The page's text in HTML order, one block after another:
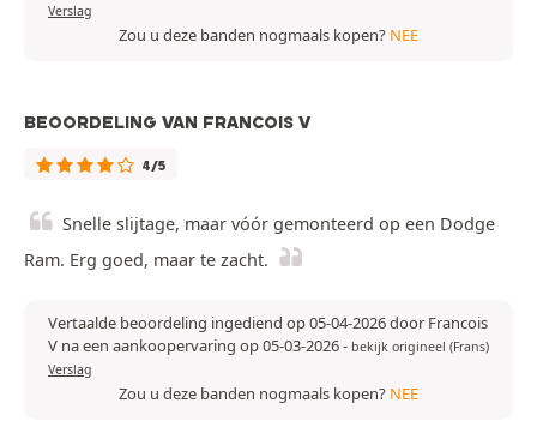
Verslag
Zou u deze banden nogmaals kopen? NEE
BEOORDELING VAN FRANCOIS V
4/5
Snelle slijtage, maar vóór gemonteerd op een Dodge
Ram. Erg goed, maar te zacht.
Vertaalde beoordeling ingediend op 05-04-2026 door Francois
V na een aankoopervaring op 05-03-2026- bekijk origineel (Frans)
Verslag
Zou u deze banden nogmaals kopen? NEE